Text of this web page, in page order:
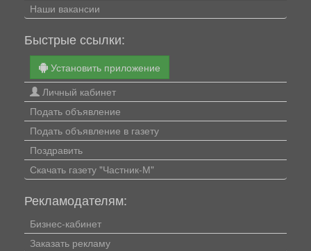
Наши вакансии
Быстрые ссылки:
Установить приложение
Личный кабинет
Подать объявление
Подать объявление в газету
Поздравить
Скачать газету "Частник-М"
Рекламодателям:
Бизнес-кабинет
Заказать рекламу